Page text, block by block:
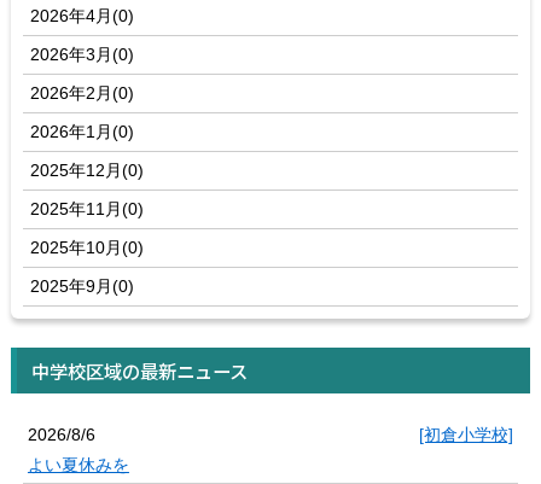
2026年4月(0)
2026年3月(0)
2026年2月(0)
2026年1月(0)
2025年12月(0)
2025年11月(0)
2025年10月(0)
2025年9月(0)
中学校区域の最新ニュース
2026/8/6
[初倉小学校]
よい夏休みを